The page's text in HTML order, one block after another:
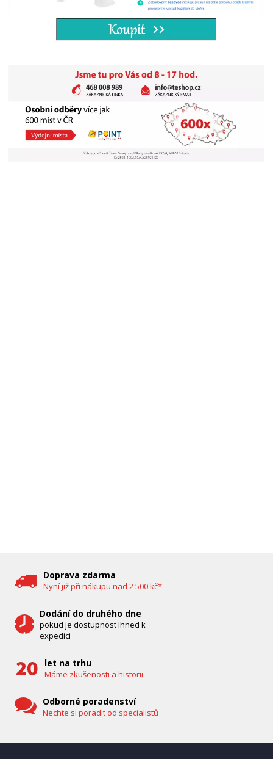
Doprava zdarma
Nyní již při nákupu nad 2 500 kč*
Dodání do druhého dne
pokud je dostupnost Ihned k
expedici
let na trhu
Máme zkušenosti a historii
Odborné poradenství
Nechte si poradit od specialistů